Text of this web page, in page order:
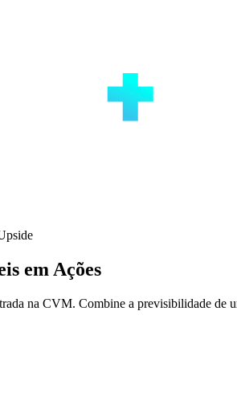
em Ações
na CVM. Combine a previsibilidade de